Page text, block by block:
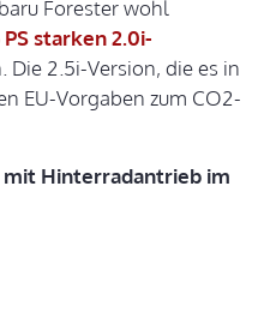
Forester wohl
PS starken 2.0i-
Die 2.5i-Version, die es in
EU-Vorgaben zum CO2-
mit Hinterradantrieb im